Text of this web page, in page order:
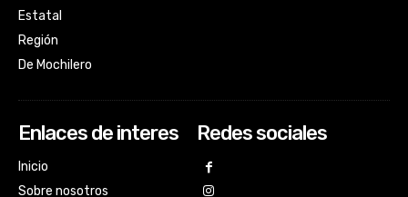
Estatal
Región
De Mochilero
Enlaces de interes
Inicio
Sobre nosotros
Redes sociales